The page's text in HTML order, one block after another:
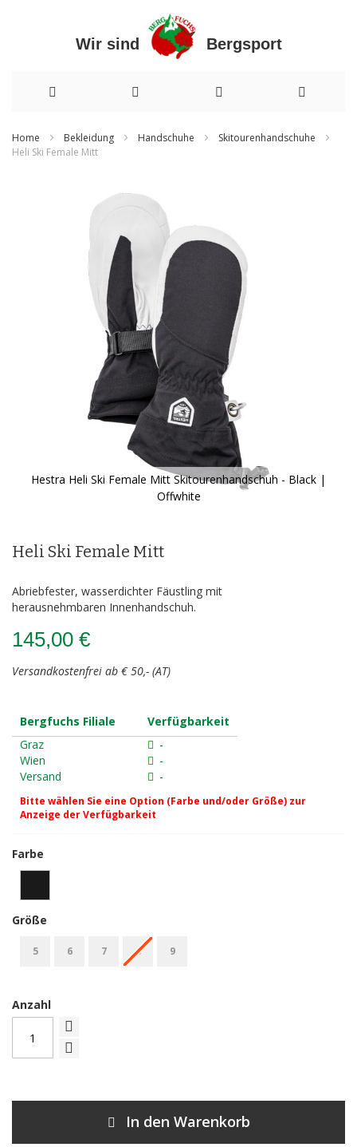
Wir sind Bergsport
zum
Home Bekleidung Handschuhe
Skitourenhandschuhe
Heli Ski Female Mitt
Hestra Heli Ski Female Mitt Skitourenhandschuh - Black |
Offwhite
der
Heli Ski Female Mitt
Abriebfester, wasserdichter Fäustling mit
herausnehmbaren Innenhandschuh.
145,00 €
Versandkostenfrei ab € 50,- (AT)
Bergfuchs Filiale
Verfügbarkeit
Graz
-
Wien
-
Versand
-
Bitte wählen Sie eine Option (Farbe und/oder Größe) zur
Anzeige der Verfügbarkeit
Farbe
Größe
5 6 7 8 9
Anzahl
In den Warenkorb